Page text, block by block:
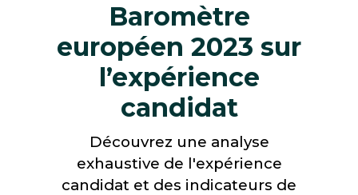
Baromètre
européen 2023 sur
l’expérience
candidat
Découvrez une analyse
exhaustive de l'expérience
candidat et des indicateurs de